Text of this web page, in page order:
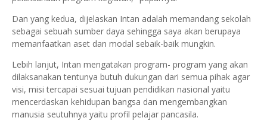
Dan yang kedua, dijelaskan Intan adalah memandang sekolah
sebagai sebuah sumber daya sehingga saya akan berupaya
memanfaatkan aset dan modal sebaik-baik mungkin.
Lebih lanjut, Intan mengatakan program- program yang akan
dilaksanakan tentunya butuh dukungan dari semua pihak agar
visi, misi tercapai sesuai tujuan pendidikan nasional yaitu
mencerdaskan kehidupan bangsa dan mengembangkan
manusia seutuhnya yaitu profil pelajar pancasila.